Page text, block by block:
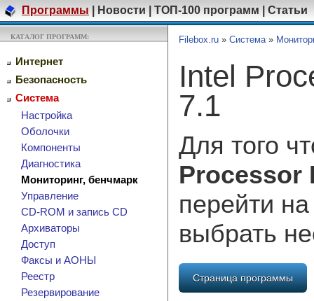
Программы Новости ТОП-100 программ Статьи
КАТАЛОГ ПРОГРАММ:
Интернет
Безопасность
Система
Настройка
Оболочки
Компоненты
Диагностика
Мониторинг, бенчмарк
Управление
CD-ROM и запись CD
Архиваторы
Доступ
Факсы и АОНЫ
Реестр
Резервирование
Filebox.ru » Система»
Intel
7.1
Для того
Processor
перейти
выбрать
Страница программы